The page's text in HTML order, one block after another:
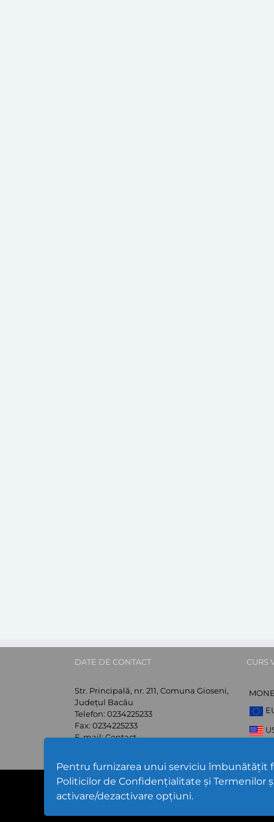
Pentru furnizarea unui serviciu îmbunătățit
Politicilor de Confidențialitate și Termenilor
activare/dezactivare opțiuni.
DATE DE CONTACT
Str. Principală, nr. 211, Comuna Gioseni,
Județul Bacău
Telefon: 0234225233
Fax: 0234225233
E-mail:Contact
CURS
Cod Județ 4 | Județul